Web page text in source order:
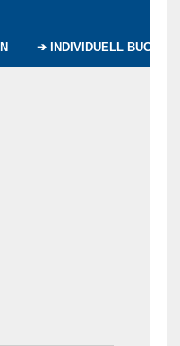
➔ INDIVIDUELL BUCHEN